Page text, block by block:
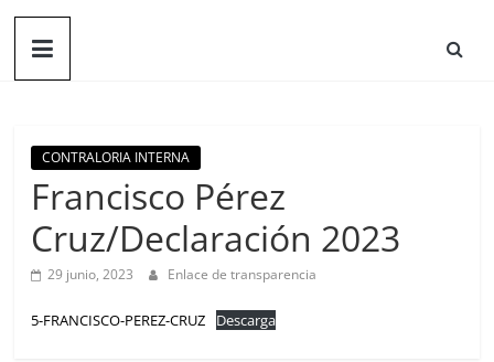
CONTRALORIA INTERNA
Francisco Pérez
Cruz/Declaración 2023
29 junio, 2023 Enlace de transparencia
5-FRANCISCO-PEREZ-CRUZ Descarga